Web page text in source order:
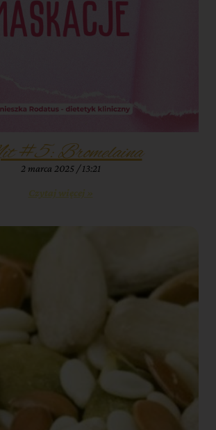
#5: Bromelaina
2 marca 2025 13:21
Czytaj więcej »